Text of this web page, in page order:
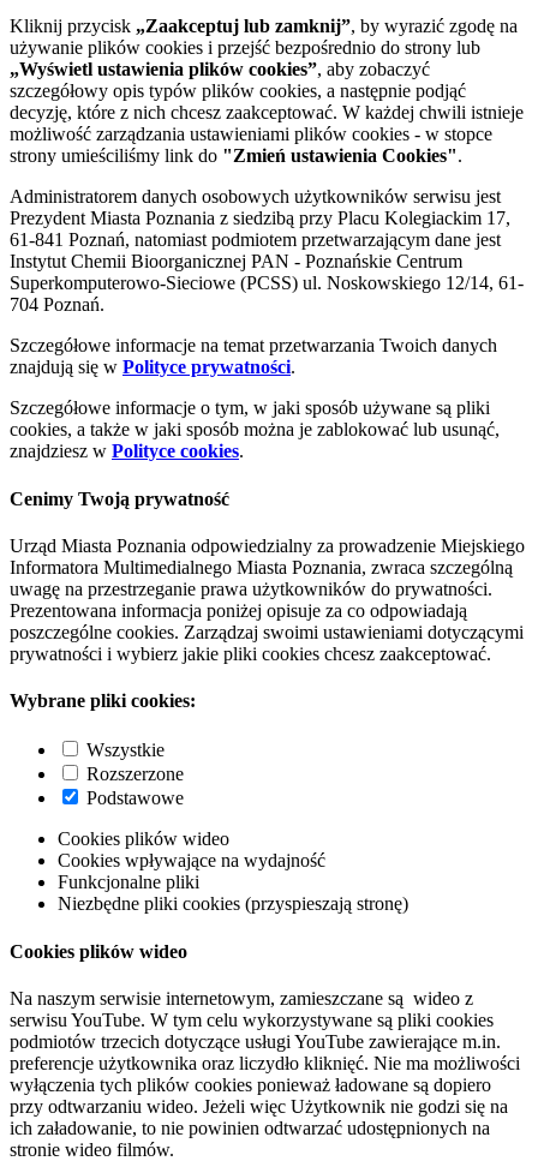
Kliknij przycisk „Zaakceptuj lub zamknij”, by wyrazić zgodę na
używanie plików cookies i przejść bezpośrednio do strony lub
„Wyświetl ustawienia plików cookies”, aby zobaczyć
szczegółowy opis typów plików cookies, a następnie podjąć
decyzję, które z nich chcesz zaakceptować. W każdej chwili istnieje
możliwość zarządzania ustawieniami plików cookies - w stopce
strony umieściliśmy link do "Zmień ustawienia Cookies".
Administratorem danych osobowych użytkowników serwisu jest
Prezydent Miasta Poznania z siedzibą przy Placu Kolegiackim 17,
61-841 Poznań, natomiast podmiotem przetwarzającym dane jest
Instytut Chemii Bioorganicznej PAN - Poznańskie Centrum
Superkomputerowo-Sieciowe (PCSS) ul. Noskowskiego 12/14, 61-
704 Poznań.
Szczegółowe informacje na temat przetwarzania Twoich danych
znajdują się w Polityce prywatności.
Szczegółowe informacje o tym, w jaki sposób używane są pliki
cookies, a także w jaki sposób można je zablokować lub usunąć,
znajdziesz w Polityce cookies.
Cenimy Twoją prywatność
Urząd Miasta Poznania odpowiedzialny za prowadzenie Miejskiego
Informatora Multimedialnego Miasta Poznania, zwraca szczególną
uwagę na przestrzeganie prawa użytkowników do prywatności.
Prezentowana informacja poniżej opisuje za co odpowiadają
poszczególne cookies. Zarządzaj swoimi ustawieniami dotyczącymi
prywatności i wybierz jakie pliki cookies chcesz zaakceptować.
Wybrane pliki cookies:
Wszystkie
Rozszerzone
Podstawowe
Cookies plików wideo
Cookies wpływające na wydajność
Funkcjonalne pliki
Niezbędne pliki cookies (przyspieszają stronę)
Cookies plików wideo
Na naszym serwisie internetowym, zamieszczane są wideo z
serwisu YouTube. W tym celu wykorzystywane są pliki cookies
podmiotów trzecich dotyczące usługi YouTube zawierające m.in.
preferencje użytkownika oraz liczydło kliknięć. Nie ma możliwości
wyłączenia tych plików cookies ponieważ ładowane są dopiero
przy odtwarzaniu wideo. Jeżeli więc Użytkownik nie godzi się na
ich załadowanie, to nie powinien odtwarzać udostępnionych na
stronie wideo filmów.